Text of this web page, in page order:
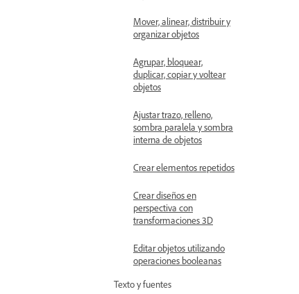
Mover, alinear, distribuir y
organizar objetos
Agrupar, bloquear,
duplicar, copiar y voltear
objetos
Ajustar trazo, relleno,
sombra paralela y sombra
interna de objetos
Crear elementos repetidos
Crear diseños en
perspectiva con
transformaciones 3D
Editar objetos utilizando
operaciones booleanas
Texto y fuentes